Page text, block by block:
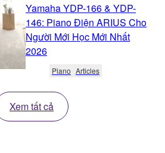
Yamaha YDP-166 & YDP-
146: Piano Điện ARIUS Cho
Người Mới Học Mới Nhất
2026
Piano Articles
Xem tất cả